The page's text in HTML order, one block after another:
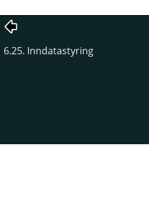
6.25. Inndatastyring